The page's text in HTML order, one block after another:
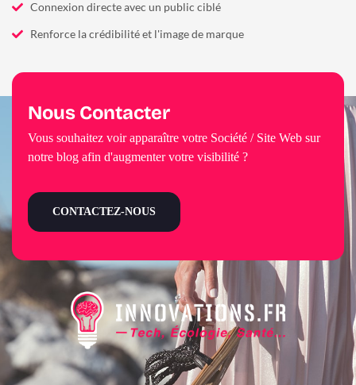
Connexion directe avec un public ciblé
Renforce la crédibilité et l'image de marque
Nous Contacter
Vous souhaitez voir apparaître votre Société / Site Web sur
notre blog afin d'augmenter votre visibilité ?
CONTACTEZ-NOUS